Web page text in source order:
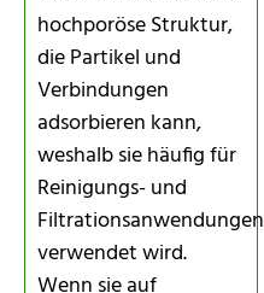
hochporöse Struktur,
die Partikel und
Verbindungen
adsorbieren kann,
weshalb sie häufig für
Reinigungs- und
Filtrationsanwendungen
verwendet wird.